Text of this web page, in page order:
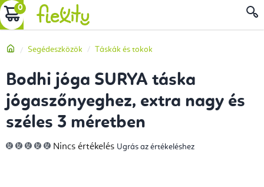
Ugrás
a
tartalomhoz
KOSÁR
Kezdőlap
Segédeszközök Táskák és tokok
Bodhi jóga SURYA táska
jógaszőnyeghez, extra nagy és
széles 3 méretben
A
termék
Nincs értékelés Ugrás az értékeléshez